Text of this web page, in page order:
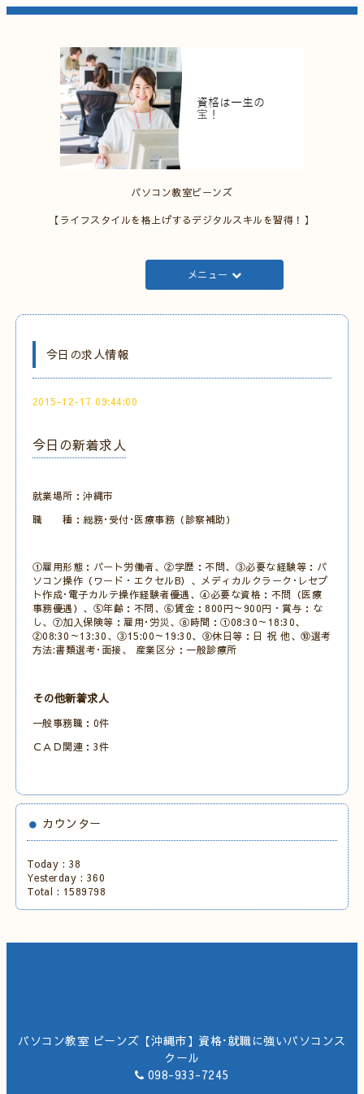
パソコン教室ビーンズ
【ライフスタイルを格上げするデジタルスキルを習得！】
メニュー
今日の求人情報
2015-12-17 09:44:00
今日の新着求人
就業場所：沖縄市
職 種：総務･受付･医療事務（診察補助）
①雇用形態：パート労働者、②学歴：不問、③必要な経験等：パ
ソコン操作（ワード・エクセルB）、メディカルクラーク･レセプ
ト作成･電子カルテ操作経験者優遇、④必要な資格：不問（医療
事務優遇）、⑤年齢：不問、⑥賃金：800円～900円・賞与：な
し、⑦加入保険等：雇用･労災、⑧時間：①08:30～18:30、
②08:30～13:30、③15:00～19:30、⑨休日等：日 祝 他、⑩選考
方法:書類選考･面接、 産業区分：一般診療所
その他新着求人
一般事務職：0件
ＣＡＤ関連：3件
カウンター
Today : 38
Yesterday : 360
Total : 1589798
パソコン教室 ビーンズ【沖縄市】資格･就職に強いパソコンス
クール
098-933-7245